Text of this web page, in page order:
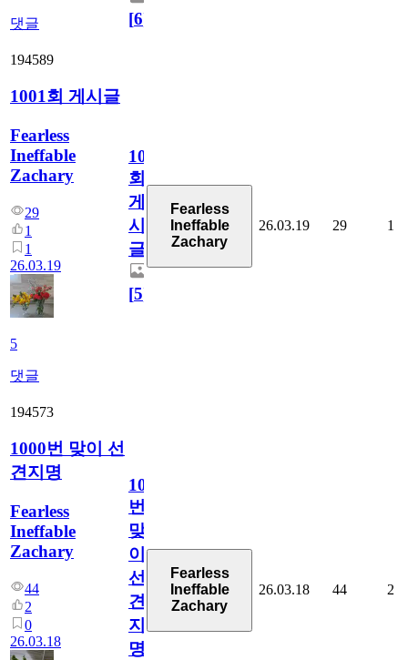
댓글 [6]
194589
1001회 게시글
Fearless
Ineffable
Zachary
29
1
1
26.03.19
5
댓글
1001
회
게
시
글
[5]
Fearless
Ineffable
Zachary
26.03.19 29 1
194573
1000번 맞이 선
견지명
Fearless
Ineffable
Zachary
44
2
0
26.03.18
1000
번
맞
이
선
견
지
명
Fearless
Ineffable
Zachary
26.03.18 44 2